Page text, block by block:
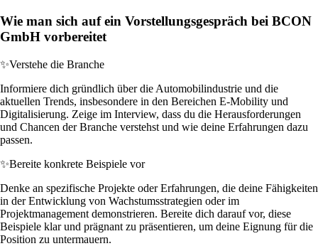
Wie man sich auf ein Vorstellungsgespräch bei BCON
GmbH vorbereitet
✨Verstehe die Branche
Informiere dich gründlich über die Automobilindustrie und die
aktuellen Trends, insbesondere in den Bereichen E-Mobility und
Digitalisierung. Zeige im Interview, dass du die Herausforderungen
und Chancen der Branche verstehst und wie deine Erfahrungen dazu
passen.
✨Bereite konkrete Beispiele vor
Denke an spezifische Projekte oder Erfahrungen, die deine Fähigkeiten
in der Entwicklung von Wachstumsstrategien oder im
Projektmanagement demonstrieren. Bereite dich darauf vor, diese
Beispiele klar und prägnant zu präsentieren, um deine Eignung für die
Position zu untermauern.